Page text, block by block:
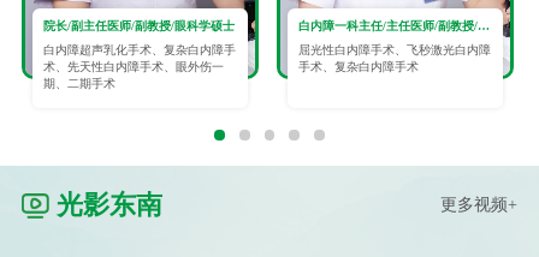
院长/副主任医师/副教授/眼科学硕士
白内障超声乳化手术、复杂白内障手
术、先天性白内障手术、眼外伤一
期、二期手术
白内障一科主任/主任医师/副教授/眼科学硕士
屈光性白内障手术、飞秒激光白内障
手术、复杂白内障手术
光影东南 更多视频+